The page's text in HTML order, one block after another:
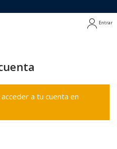
Entrar
a tu cuenta en